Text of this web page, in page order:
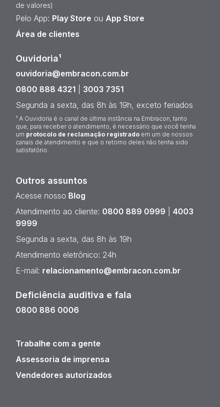
de valores)
Pelo App: Play Store ou App Store
Área de clientes
Ouvidoria¹
ouvidoria@embracon.com.br
0800 888 4321
3003 7351
Segunda a sexta, das 8h às 19h, exceto feriados
¹ A Ouvidoria é o canal de última instância na Embracon, tanto
que, para receber o atendimento, é necessário que você tenha
um protocolo de reclamação registrado em um de nossos
canais de atendimento e que o retorno deles não tenha sido
satisfatório.
Outros assuntos
Acesse nosso Blog
Atendimento ao cliente: 0800 889 0999
4003
9999
Segunda a sexta, das 8h às 19h
Atendimento eletrônico: 24h
E-mail: relacionamento@embracon.com.br
Deficiência auditiva e fala
0800 886 0006
Trabalhe com a gente
Assessoria de imprensa
Vendedores autorizados